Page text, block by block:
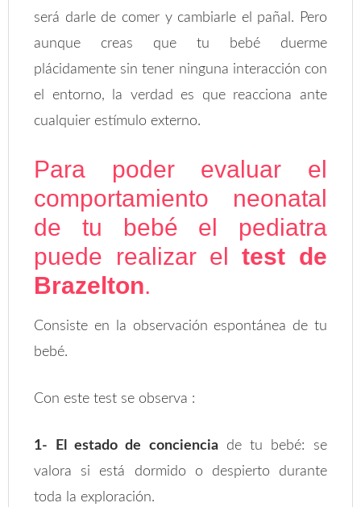
será darle de comer y cambiarle el pañal. Pero
aunque creas que tu bebé duerme
plácidamente sin tener ninguna interacción con
el entorno, la verdad es que reacciona ante
cualquier estímulo externo.
Para poder evaluar el
comportamiento neonatal
de tu bebé el pediatra
puede realizar eltest de
Brazelton.
Consiste en la observación espontánea de tu
bebé.
Con este test se observa :
1- El estado de concienciade tu bebé: se
valora si está dormido o despierto durante
toda la exploración.